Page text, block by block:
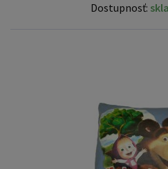
Dostupnosť: